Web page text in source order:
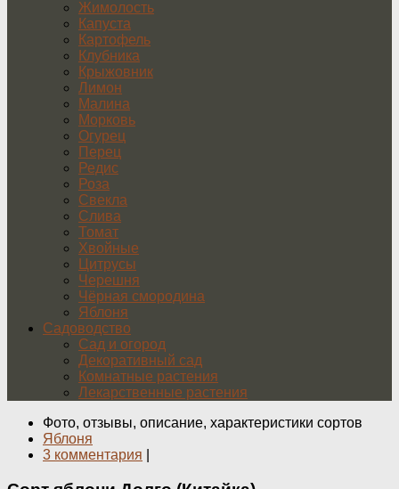
Жимолость
Капуста
Картофель
Клубника
Крыжовник
Лимон
Малина
Морковь
Огурец
Перец
Редис
Роза
Свекла
Слива
Томат
Хвойные
Цитрусы
Черешня
Чёрная смородина
Яблоня
Садоводство
Сад и огород
Декоративный сад
Комнатные растения
Лекарственные растения
Фото, отзывы, описание, характеристики сортов
Яблоня
3 комментария